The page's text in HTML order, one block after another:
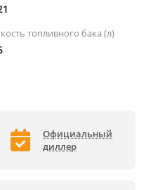
топливного бака (л)
Официальный
диллер